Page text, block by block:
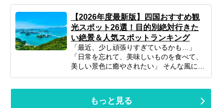
【2026年度最新版】四国おすすめ観
光スポット26選！目的別絶対行きた
い絶景＆人気スポットランキング
「最近、少し頑張りすぎているかも…」
「日常を忘れて、美味しいものを食べて、
美しい景色に癒やされたい」 そんな風に感
島の大迫力の自然、そして高知の透き通る
もっと見る